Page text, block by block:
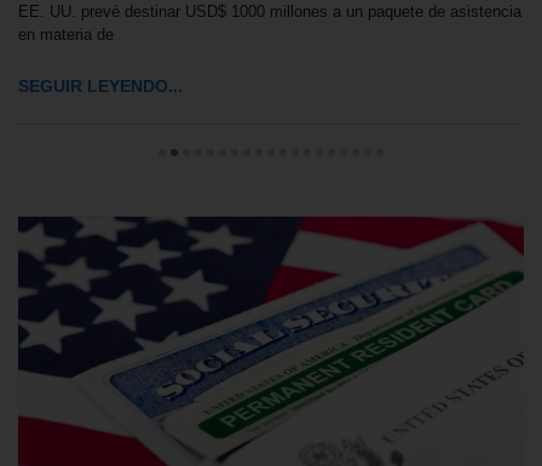
EE. UU. prevé destinar USD$ 1000 millones a un paquete de asistencia
en materia de
SEGUIR LEYENDO...